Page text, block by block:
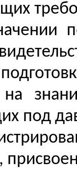
на
под